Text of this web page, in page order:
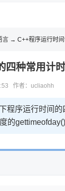
言 → C++程序运行时
四种常用计
作者：ucliaohh
程序运行时间
的